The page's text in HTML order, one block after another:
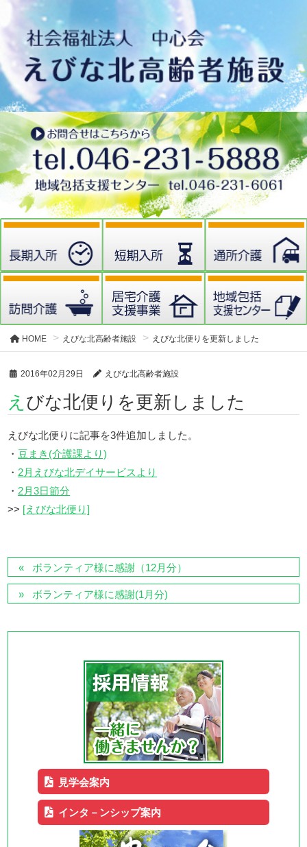
HOME えびな北高齢者施設 えびな北便りを更新しました
2016年02月29日 えびな北高齢者施設
えびな北便りを更新しました
えびな北便りに記事を3件追加しました。
・ 豆まき(介護課より)
・ 2月えびな北デイサービスより
・ 2月3日節分
>> [えびな北便り]
ボランティア様に感謝（12月分）
ボランティア様に感謝(1月分)
見学会案内
インタ－ンシップ案内